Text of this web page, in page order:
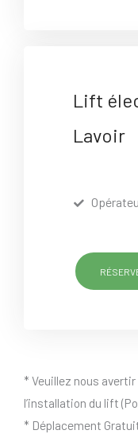
Lift
Lavoir
* Veuillez nous
l’installation du lift
* Déplacement